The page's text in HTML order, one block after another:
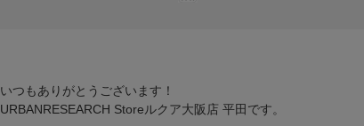
いつもありがとうございます！
URBANRESEARCH Storeルクア大阪店 平田です。